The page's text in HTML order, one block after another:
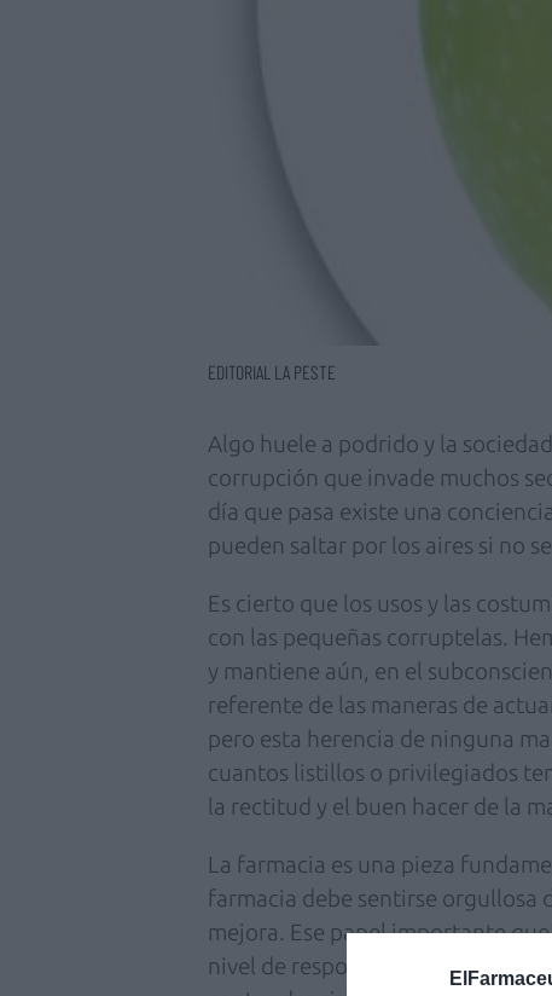
EDITORIAL LA PESTE
Algo huele a podrido y la
corrupción que invade muchos
día que pasa existe una
pueden saltar por los aires si no
Es cierto que los usos y las
con las pequeñas corruptelas.
y mantiene aún, en el
referente de las maneras de
pero esta herencia de ninguna
cuantos listillos o privilegiados
la rectitud y el buen hacer de la
La farmacia es una pieza
farmacia debe sentirse orgullosa
mejora. Ese papel importante
nivel de responsabilidad y le